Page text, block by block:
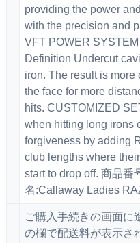
providing the power
with the precision and
VFT POWER
Definition Undercut
iron. The result is
the face for more
hits. CUSTOMIZED
when hitting long irons
forgiveness by adding
club lengths where
start to drop off. 商品番
名:Callaway Ladies
ご購入手続きの画面に
の欄で配送料が表示さ